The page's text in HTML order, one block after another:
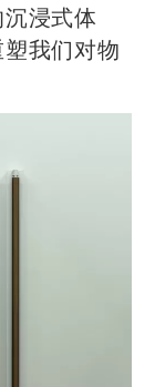
浸式体
我们对物